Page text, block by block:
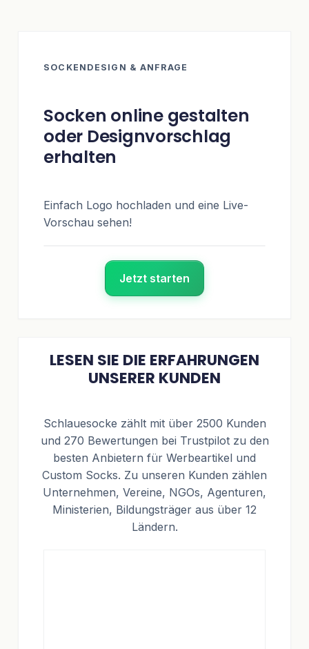
SOCKENDESIGN & ANFRAGE
Socken online gestalten
oder Designvorschlag
erhalten
Einfach Logo hochladen und eine Live-
Vorschau sehen!
Jetzt starten
LESEN SIE DIE ERFAHRUNGEN
UNSERER KUNDEN
Schlauesocke zählt mit über 2500 Kunden
und 270 Bewertungen bei Trustpilot zu den
besten Anbietern für Werbeartikel und
Custom Socks. Zu unseren Kunden zählen
Unternehmen, Vereine, NGOs, Agenturen,
Ministerien, Bildungsträger aus über 12
Ländern.